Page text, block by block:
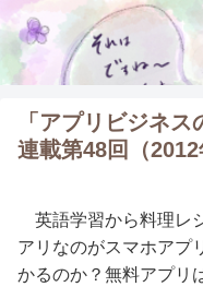
「アプリビジネ
連載第48回（2012
英語学習から料理レ
アリなのがスマホアプ
かるのか？無料アプリ